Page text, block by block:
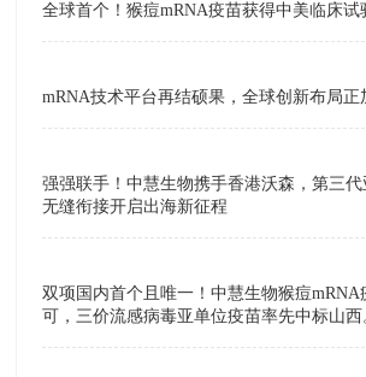
全球首个！猴痘mRNA疫苗获得中美临床试
mRNA技术平台再结硕果，全球创新布局正
强强联手！中慧生物携手香港沃森，第三
无缝衔接开启出海新征程
双项国内首个且唯一！中慧生物猴痘
可，三价流感病毒亚单位疫苗率先中标山西